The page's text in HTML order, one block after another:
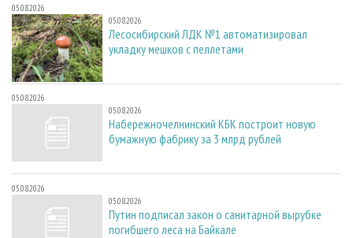
05.08.2026
05.08.2026
Лесосибирский ЛДК №1 автоматизировал
укладку мешков с пеллетами
05.08.2026
05.08.2026
Набережночелнинский КБК построит новую
бумажную фабрику за 3 млрд рублей
05.08.2026
05.08.2026
Путин подписал закон о санитарной вырубке
погибшего леса на Байкале